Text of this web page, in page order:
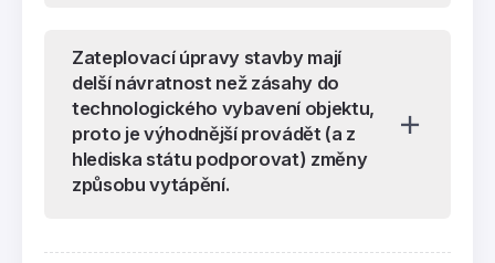
Zateplovací úpravy stavby mají
delší návratnost než zásahy do
technologického vybavení objektu,
proto je výhodnější provádět (a z
hlediska státu podporovat) změny
způsobu vytápění.